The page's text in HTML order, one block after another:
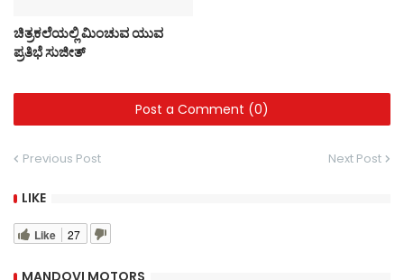
ಚಿತ್ರಕಲೆಯಲ್ಲಿ ಮಿಂಚುವ ಯುವ
ಪ್ರತಿಭೆ ಸುಜೀತ್
Post a Comment (0)
Previous Post Next Post
LIKE
Like 27